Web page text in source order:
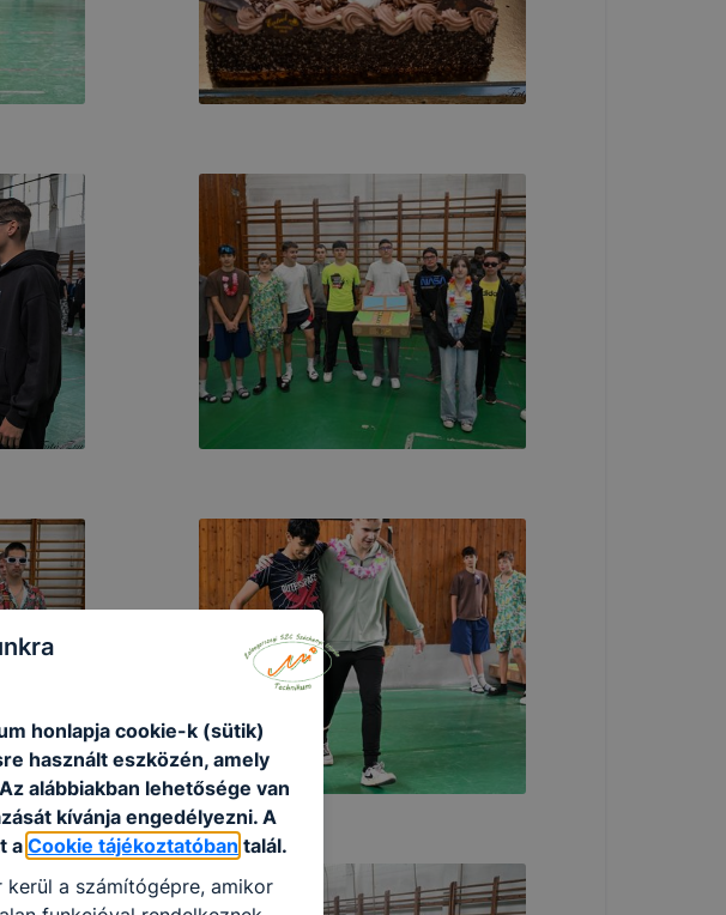
honlapja cookie-k (sütik)
használt eszközén, amely
alábbiakban lehetősége van
kívánja engedélyezni. A
a Cookie tájékoztatóban talál.
a számítógépre, amikor